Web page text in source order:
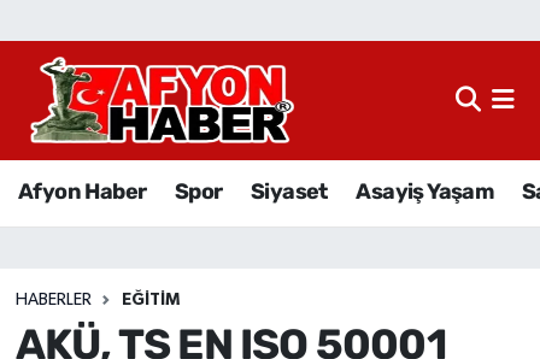
Afyon Haber Spor Siyaset Asayiş Yaşam
HABERLER EĞITIM
AKÜ, TS EN ISO 50001
Afyon Haber
Sağlık